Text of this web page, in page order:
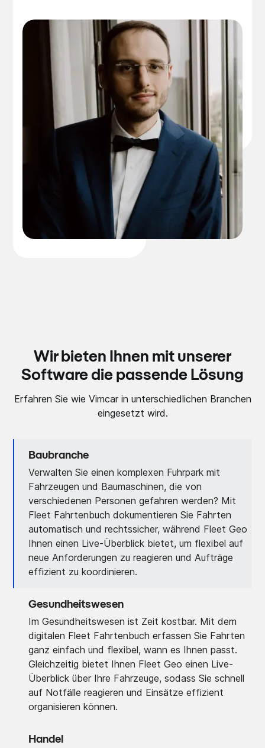
Wir bieten Ihnen mit unserer
Software die passende Lösung
Erfahren Sie wie Vimcar in unterschiedlichen Branchen
eingesetzt wird.
Baubranche
Verwalten Sie einen komplexen Fuhrpark mit
Fahrzeugen und Baumaschinen, die von
verschiedenen Personen gefahren werden? Mit
Fleet Fahrtenbuch dokumentieren Sie Fahrten
automatisch und rechtssicher, während Fleet Geo
Ihnen einen Live-Überblick bietet, um flexibel auf
neue Anforderungen zu reagieren und Aufträge
effizient zu koordinieren.
Gesundheitswesen
Im Gesundheitswesen ist Zeit kostbar. Mit dem
digitalen Fleet Fahrtenbuch erfassen Sie Fahrten
ganz einfach und flexibel, wann es Ihnen passt.
Gleichzeitig bietet Ihnen Fleet Geo einen Live-
Überblick über Ihre Fahrzeuge, sodass Sie schnell
auf Notfälle reagieren und Einsätze effizient
organisieren können.
Handel